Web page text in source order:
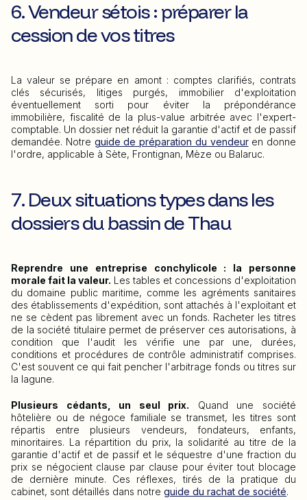
6. Vendeur sétois : préparer la
cession de vos titres
La valeur se prépare en amont : comptes clarifiés, contrats
clés sécurisés, litiges purgés, immobilier d'exploitation
éventuellement sorti pour éviter la prépondérance
immobilière, fiscalité de la plus-value arbitrée avec l'expert-
comptable. Un dossier net réduit la garantie d'actif et de passif
demandée. Notre guide de préparation du vendeuren donne
l'ordre, applicable à Sète, Frontignan, Mèze ou Balaruc.
7. Deux situations types dans les
dossiers du bassin de Thau
Reprendre une entreprise conchylicole : la personne
morale fait la valeur. Les tables et concessions d'exploitation
du domaine public maritime, comme les agréments sanitaires
des établissements d'expédition, sont attachés à l'exploitant et
ne se cèdent pas librement avec un fonds. Racheter les titres
de la société titulaire permet de préserver ces autorisations, à
condition que l'audit les vérifie une par une, durées,
conditions et procédures de contrôle administratif comprises.
C'est souvent ce qui fait pencher l'arbitrage fonds ou titres sur
la lagune.
Plusieurs cédants, un seul prix. Quand une société
hôtelière ou de négoce familiale se transmet, les titres sont
répartis entre plusieurs vendeurs, fondateurs, enfants,
minoritaires. La répartition du prix, la solidarité au titre de la
garantie d'actif et de passif et le séquestre d'une fraction du
prix se négocient clause par clause pour éviter tout blocage
de dernière minute. Ces réflexes, tirés de la pratique du
cabinet, sont détaillés dans notre guide du rachat de société.